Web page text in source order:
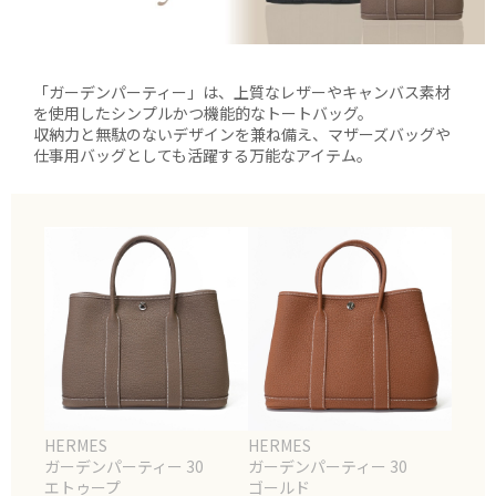
「ガーデンパーティー」は、上質なレザーやキャンバス素材
を使用したシンプルかつ機能的なトートバッグ。
収納力と無駄のないデザインを兼ね備え、マザーズバッグや
仕事用バッグとしても活躍する万能なアイテム。
HERMES
ガーデンパーティー 30
エトゥープ
HERMES
ガーデンパーティー 30
ゴールド